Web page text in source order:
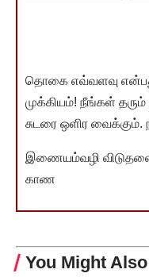
தொகை எவ்வளவு
முக்கியம்! நீங்கள் தரும்
சுடரை ஒளிர வைக்கும்.
இணையம்வழி விடுதலை
காண
You Might